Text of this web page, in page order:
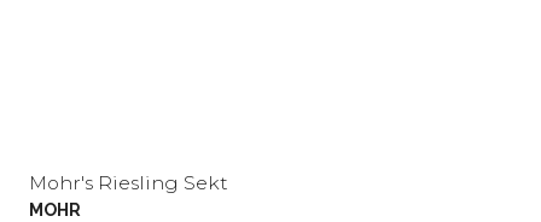
Mohr's Riesling Sekt
MOHR